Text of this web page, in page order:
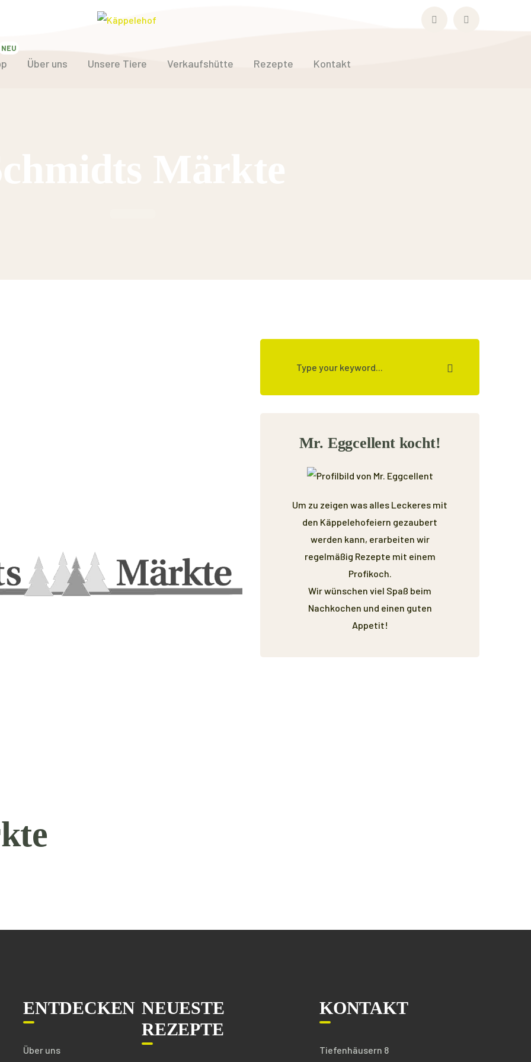
Facebook
Über uns Unsere Tiere Verkaufshütte Rezepte Kontakt
Mr. Eggcellent kocht!
Um zu zeigen was alles Leckeres mit
den Käppelehofeiern gezaubert
werden kann, erarbeiten wir
regelmäßig Rezepte mit einem
Profikoch.
Wir wünschen viel Spaß beim
Nachkochen und einen guten
Appetit!
ENTDECKEN
Über uns
NEUESTE
REZEPTE
KONTAKT
Tiefenhäusern 8